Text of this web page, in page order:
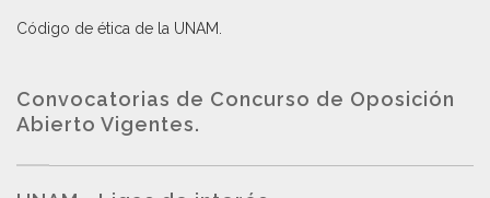
Código de ética de la UNAM
Convocatorias de Concurso de Oposición
Abierto Vigentes.